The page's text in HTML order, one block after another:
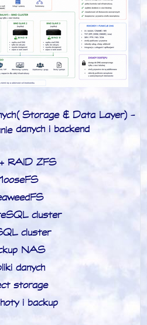
(Storage & Data Layer) -
danych i backend
RAID ZFS
cluster
cluster
NAS
danych
storage
i backup